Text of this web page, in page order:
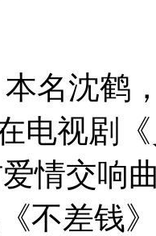
沈鹤，
电视剧
情交响
不差钱